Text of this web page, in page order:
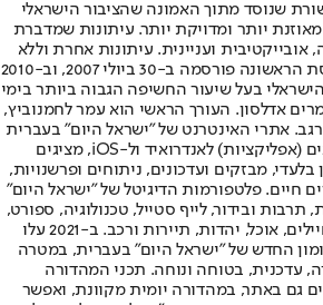
שנוסד מתוך האמונה שהציבור הישראלי
מאוזנת יותר ומדויקת יותר. עיתונות שמדברת
אובייקטיבית ועניינית. עיתונות אחרת וללא
תשלום. המהדורה המודפסת הראשונה פורסמה ב-30 ביולי 2007, וב-2010
בעל שיעור החשיפה הגבוה ביותר בימי
אדלסון. העורך הראשי הוא עמר לחמנוביץ,
אתרי האינטרנט של "ישראל היום" בעברית
ובאנגלית, כמו כן היישומונים (אפליקציות) לאנדרואיד ול-iOS, מציגים
מבזקים ועדכונים, ניתוחים ופרשנויות,
חיים. פלטפורמות הדיגיטל של "ישראל היום"
תרבות ובידור, לייף סטייל, טכנולוגיה, ספורט,
כלכלה וצרכנות, בריאות, חיילים, אוכל, יהדות, תיירות ורכב. ב-2021 עלו
החדש של "ישראל היום" בעברית, במטרה
עדכנית, בטוחה ונוחה. תכני המהדורה
גם באתר, במהדורה יומית מקוונת, ואפשר